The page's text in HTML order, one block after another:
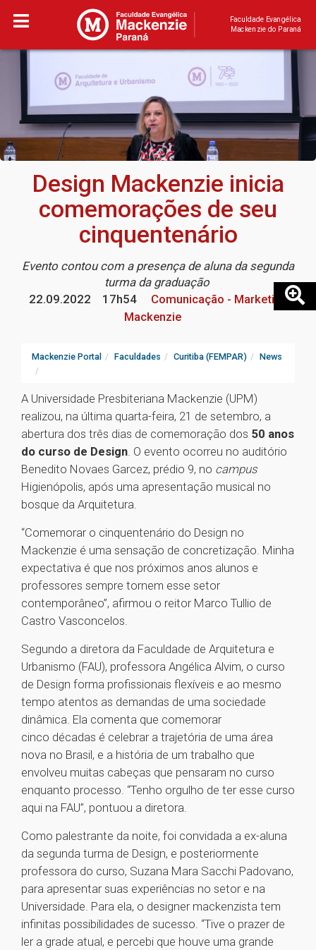
Faculdade Evangélica
Mackenzie do Paraná
Design Mackenzie inicia
comemorações de seu
cinquentenário
Evento contou com a presença de aluna da segunda
turma da graduação
22.09.2022
17h54
Comunicação - Marketing
Mackenzie
Mackenzie Portal Faculdades Curitiba (FEMPAR) News
A Universidade Presbiteriana Mackenzie (UPM)
realizou, na última quarta-feira, 21 de setembro, a
abertura dos três dias de comemoração dos 50 anos
do curso de Design. O evento ocorreu no auditório
Benedito Novaes Garcez, prédio 9, no campus
Higienópolis, após uma apresentação musical no
bosque da Arquitetura.
“Comemorar o cinquentenário do Design no
Mackenzie é uma sensação de concretização. Minha
expectativa é que nos próximos anos alunos e
professores sempre tornem esse setor
contemporâneo”, afirmou o reitor Marco Tullio de
Castro Vasconcelos.
Segundo a diretora da Faculdade de Arquitetura e
Urbanismo (FAU), professora Angélica Alvim, o curso
de Design forma profissionais flexíveis e ao mesmo
tempo atentos as demandas de uma sociedade
dinâmica. Ela comenta que comemorar
cinco décadas é celebrar a trajetória de uma área
nova no Brasil, e a história de um trabalho que
envolveu muitas cabeças que pensaram no curso
enquanto processo. “Tenho orgulho de ter esse curso
aqui na FAU”, pontuou a diretora.
Como palestrante da noite, foi convidada a ex-aluna
da segunda turma de Design, e posteriormente
professora do curso, Suzana Mara Sacchi Padovano,
para apresentar suas experiências no setor e na
Universidade. Para ela, o designer mackenzista tem
infinitas possibilidades de sucesso. “Tive o prazer de
ler a grade atual, e percebi que houve uma grande